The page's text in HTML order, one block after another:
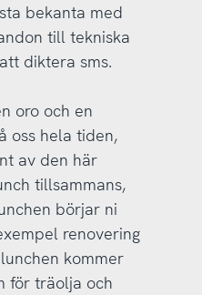
bekanta med
till tekniska
diktera sms.
oro och en
oss hela tiden,
av den här
tillsammans,
börjar ni
renovering
kommer
för träolja och